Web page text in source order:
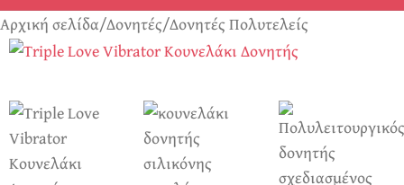
Αρχική σελίδα/Δονητές/Δονητές Πολυτελείς